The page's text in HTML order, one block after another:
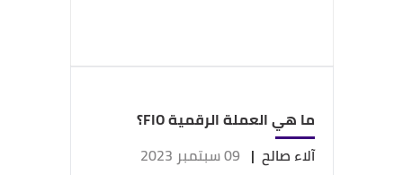
ما هي العملة الرقمية FIO؟
آلاء صالح | 09 سبتمبر 2023